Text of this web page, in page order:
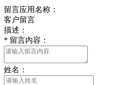
留言应用名称：
客户留言
描述：
* 留言内容：
姓名：